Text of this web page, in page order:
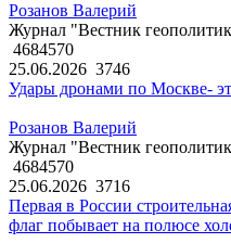
Розанов Валерий
Журнал "Вестник
4684570
25.06.2026 3746
Удары дронами по Москве-
Розанов Валерий
Журнал "Вестник
4684570
25.06.2026 3716
Первая в России
флаг побывает на полюсе